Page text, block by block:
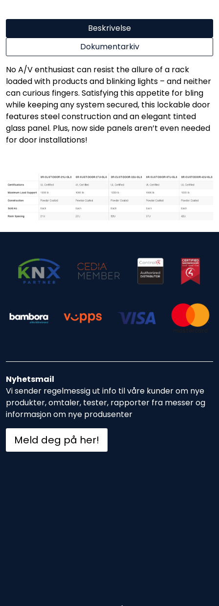
Beskrivelse
Dokumentarkiv
No A/V enthusiast can resist the allure of a rack
loaded with products and blinking lights – and neither
can curious fingers. Satisfying this appetite for bling
while keeping any system secured, this lockable door
features steel construction and an elegant tinted
glass panel. Plus, now side panels aren’t even needed
for door installations!
Nyhetsmail
Vi sender regelmessig ut info til våre kunder om nye
produkter, omtaler, tester, rapporter fra messer og
informasjon om nye produsenter
Meld deg på her!